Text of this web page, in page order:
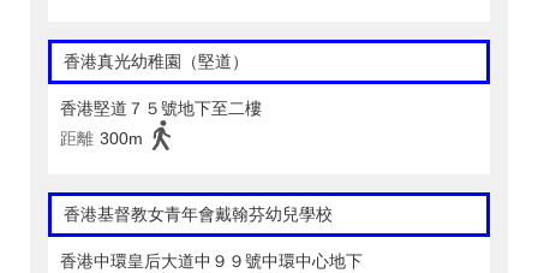
香港真光幼稚園（堅道）
香港堅道７５號地下至二樓
距離 300m
香港基督教女青年會戴翰芬幼兒學校
香港中環皇后大道中９９號中環中心地下